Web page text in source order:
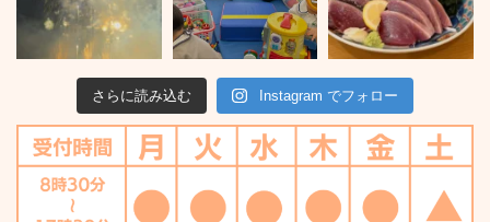
さらに読み込む Instagram でフォロー